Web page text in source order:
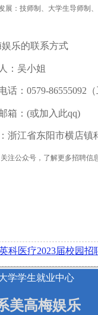
发展：技师制、大学生导师制
乐的联系方式
：吴小姐
话：0579-86555092
箱： (或加入此qq)
浙江省东阳市横店镇
注公众号，了解更多招聘信
科医疗2023届校园招
学学生就业中心
美高梅娱乐